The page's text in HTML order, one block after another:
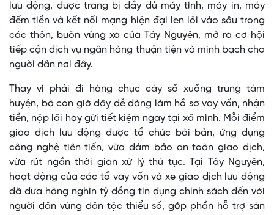
lưu động, được trang bị đầy đủ máy tính, máy in, máy
đếm tiền và kết nối mạng hiện đại len lỏi vào sâu trong
các thôn, buôn vùng xa của Tây Nguyên, mở ra cơ hội
tiếp cận dịch vụ ngân hàng thuận tiện và minh bạch cho
người dân nơi đây.
Thay vì phải đi hàng chục cây số xuống trung tâm
huyện, bà con giờ đây dễ dàng làm hồ sơ vay vốn, nhận
tiền, nộp lãi hay gửi tiết kiệm ngay tại xã mình. Mỗi điểm
giao dịch lưu động được tổ chức bài bản, ứng dụng
công nghệ tiên tiến, vừa đảm bảo an toàn giao dịch,
vừa rút ngắn thời gian xử lý thủ tục. Tại Tây Nguyên,
hoạt động của các tổ vay vốn và xe giao dịch lưu động
đã đưa hàng nghìn tỷ đồng tín dụng chính sách đến với
người dân vùng dân tộc thiểu số, góp phần hỗ trợ sản